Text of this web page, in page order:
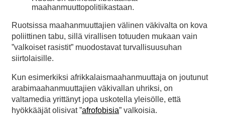
maahanmuuttopolitiikastaan.
Ruotsissa maahanmuuttajien välinen väkivalta on kova
poliittinen tabu, sillä virallisen totuuden mukaan vain
”valkoiset rasistit” muodostavat turvallisuusuhan
siirtolaisille.
Kun esimerkiksi afrikkalaismaahanmuuttaja on joutunut
arabimaahanmuuttajien väkivallan uhriksi, on
valtamedia yrittänyt jopa uskotella yleisölle, että
hyökkääjät olisivat ”afrofobisia” valkoisia.